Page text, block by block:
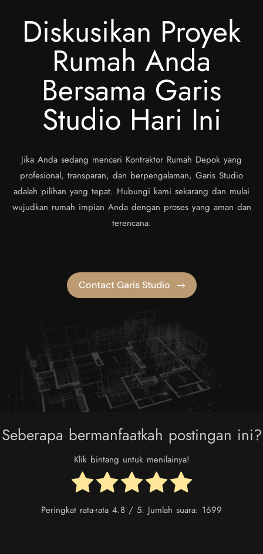
Diskusikan Proyek
Rumah Anda
Bersama Garis
Studio Hari Ini
Jika Anda sedang mencari Kontraktor Rumah Depok yang
profesional, transparan, dan berpengalaman, Garis Studio
adalah pilihan yang tepat. Hubungi kami sekarang dan mulai
wujudkan rumah impian Anda dengan proses yang aman dan
terencana.
Contact Garis Studio
Seberapa bermanfaatkah postingan ini?
Klik bintang untuk menilainya!
Peringkat rata-rata 4.8 / 5. Jumlah suara: 1699